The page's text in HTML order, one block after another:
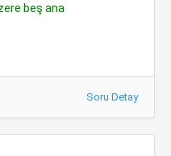
beş ana
Soru Detay